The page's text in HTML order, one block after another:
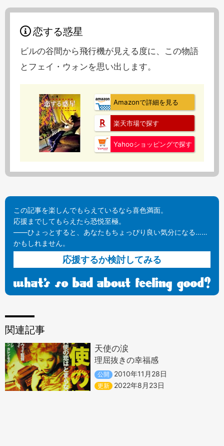
恋する惑星
ビルの谷間から飛行機が見える度に、この物語
とフェイ・ウォンを思い出します。
Amazonで詳細を見る
楽天市場で探す
Yahooショッピングで探す
この記事を楽しんでもらえているなら喜色満面。
応援までしてもらえたら恐悦至極。
——ひょっとすると、あなたもちょっぴり良い気分になる……
かもしれません。
応援するか検討してみる
関連記事
天使の涙
理屈抜きの幸福感
公開 2010年11月28日
更新 2022年8月23日